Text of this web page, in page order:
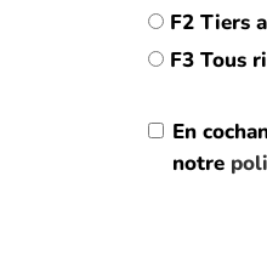
F2 Tiers
F3 Tous
En
notre